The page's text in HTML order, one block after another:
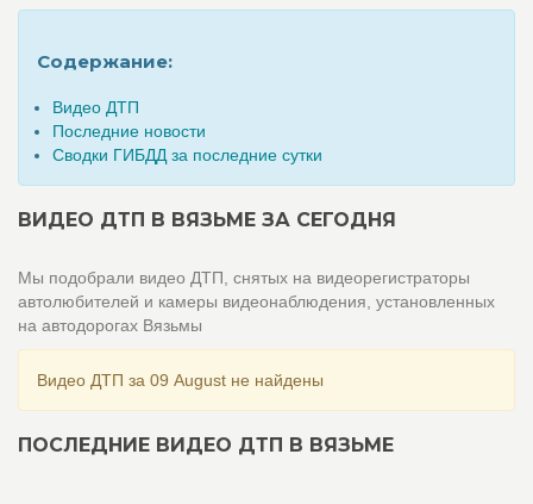
Содержание:
Видео ДТП
Последние новости
Сводки ГИБДД за последние сутки
ВИДЕО ДТП В ВЯЗЬМЕ ЗА СЕГОДНЯ
Мы подобрали видео ДТП, снятых на видеорегистраторы
автолюбителей и камеры видеонаблюдения, установленных
на автодорогах Вязьмы
Видео ДТП за 09 August не найдены
ПОСЛЕДНИЕ ВИДЕО ДТП В ВЯЗЬМЕ